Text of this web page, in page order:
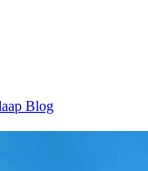
Blog